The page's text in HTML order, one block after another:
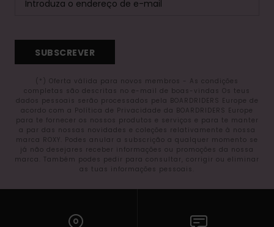
SUBSCREVER
(*) Oferta válida para novos membros - As condições
completas são descritas no e-mail de boas-vindas Os teus
dados pessoais serão processados pela BOARDRIDERS Europe de
acordo com a Política de Privacidade da BOARDRIDERS Europe
para te fornecer os nossos produtos e serviços e para te manter
a par das nossas novidades e coleções relativamente à nossa
marca ROXY. Podes anular a subscrição a qualquer momento se
já não desejares receber informações ou promoções da nossa
marca. Também podes pedir para consultar, corrigir ou eliminar
as tuas informações pessoais.